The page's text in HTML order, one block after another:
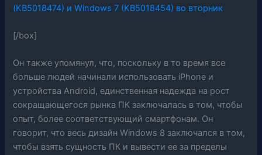
(KB5018474) и Windows 7 (KB5018454) во вторник
[/box]
Он также упомянул, что, поскольку в то время все
больше людей начинали использовать iPhone и
устройства Android, единственная надежда на рост
сокращающегося рынка ПК заключалась в том, чтобы
опыт, более соответствующий смартфонам. Он
говорит, что весь дизайн Windows 8 заключался в том,
чтобы взять сущность ПК и вывести ее за пределы